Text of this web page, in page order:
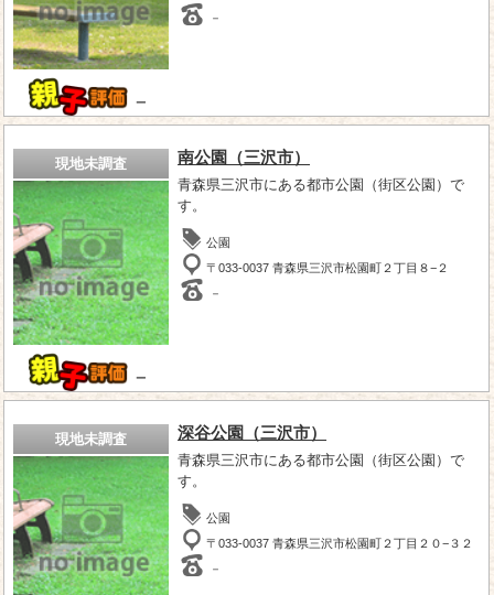
－
－
現地未調査
－
南公園（三沢市）
青森県三沢市にある都市公園（街区公園）で
す。
公園
〒033-0037 青森県三沢市松園町２丁目８−２
－
現地未調査 深谷公園（三沢市）
青森県三沢市にある都市公園（街区公園）で
す。
公園
〒033-0037 青森県三沢市松園町２丁目２０−３２
－